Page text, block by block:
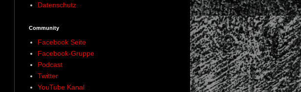
Datenschutz
Community
Facebook Seite
Facebook-Gruppe
Podcast
Twitter
YouTube Kanal